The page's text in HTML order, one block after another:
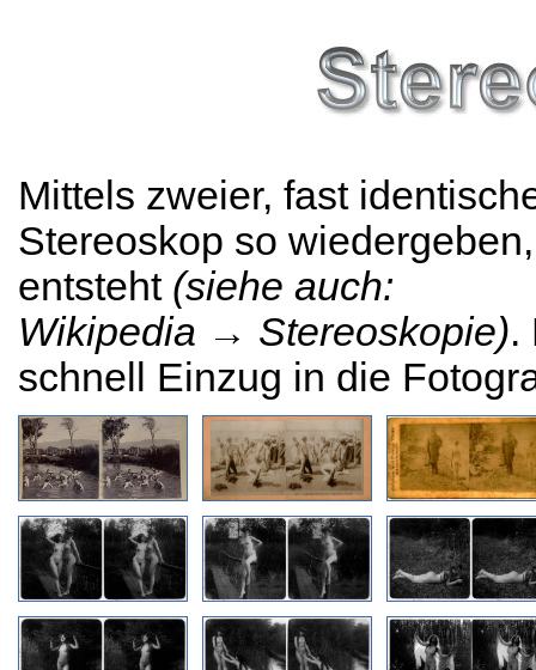
Mittels zweier, fast
Stereoskop so
entsteht (siehe auch:
Wikipedia → Stereoskopie).
schnell Einzug in die